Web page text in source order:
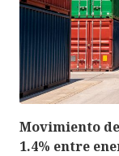
Movimiento
1.4% entre